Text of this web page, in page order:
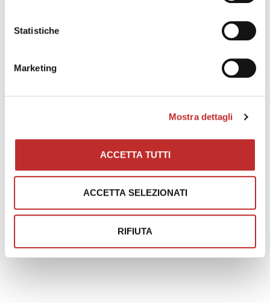
Statistiche
Marketing
Mostra dettagli
ACCETTA TUTTI
ACCETTA SELEZIONATI
RIFIUTA